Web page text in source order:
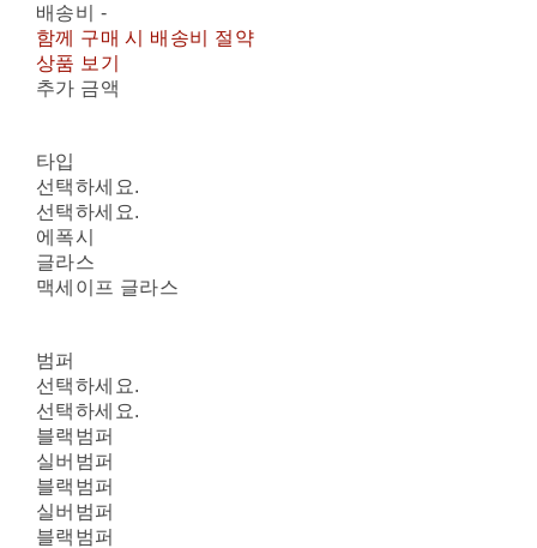
배송비 -
함께 구매 시 배송비 절약
상품 보기
추가 금액
타입
선택하세요.
선택하세요.
에폭시
글라스
맥세이프 글라스
범퍼
선택하세요.
선택하세요.
블랙범퍼
실버범퍼
블랙범퍼
실버범퍼
블랙범퍼